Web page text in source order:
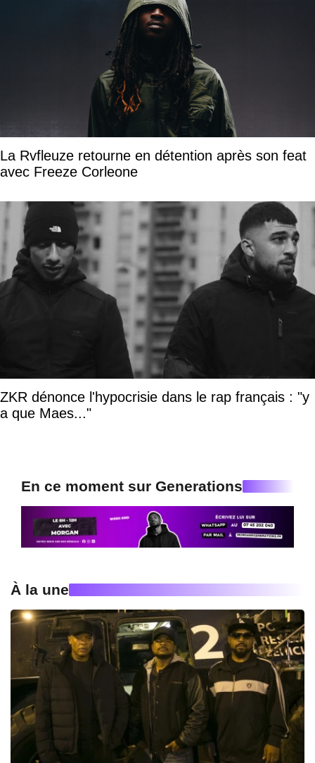
La Rvfleuze retourne en détention après son feat
avec Freeze Corleone
ZKR dénonce l'hypocrisie dans le rap français : "y
a que Maes..."
En ce moment sur Generations
À la une